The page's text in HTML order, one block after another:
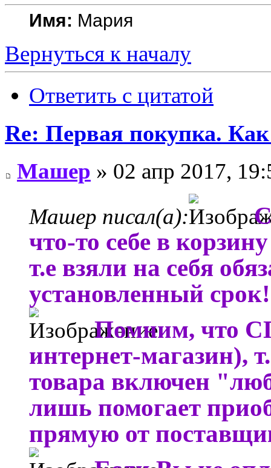
Имя: Мария
Вернуться к началу
Ответить с цитатой
Re: Первая покупка.
Машер » 02 апр 2017,
Машер писал(а):
что-то себе в
т.е взяли на себя
установленный срок!
Помним, что
интернет-магазин),
товара включен
лишь помогает
прямую от